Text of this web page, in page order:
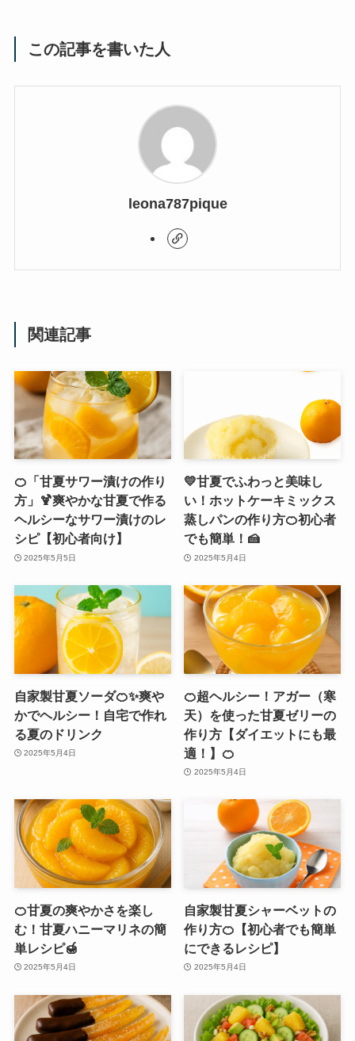
この記事を書いた人
leona787pique
関連記事
🍊「甘夏サワー漬けの作り
方」🍹爽やかな甘夏で作る
ヘルシーなサワー漬けのレ
シピ【初心者向け】
2025年5月5日
💛甘夏でふわっと美味し
い！ホットケーキミックス
蒸しパンの作り方🍊初心者
でも簡単！🍰
2025年5月4日
自家製甘夏ソーダ🍊✨爽や
かでヘルシー！自宅で作れ
る夏のドリンク
2025年5月4日
🍊超ヘルシー！アガー（寒
天）を使った甘夏ゼリーの
作り方【ダイエットにも最
適！】🍊
2025年5月4日
🍊甘夏の爽やかさを楽し
む！甘夏ハニーマリネの簡
単レシピ🍯
2025年5月4日
自家製甘夏シャーベットの
作り方🍊【初心者でも簡単
にできるレシピ】
2025年5月4日